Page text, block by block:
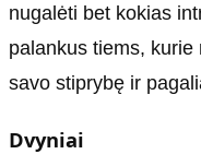
nugalėti bet kokias
palankus tiems,
savo stiprybę ir
Dvyniai